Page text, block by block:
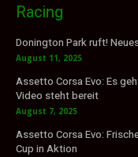
Racing
Donington Park ruft!
August 11, 2025
Assetto Corsa Evo: Es
Video steht bereit
August 7, 2025
Assetto Corsa Evo:
Cup in Aktion